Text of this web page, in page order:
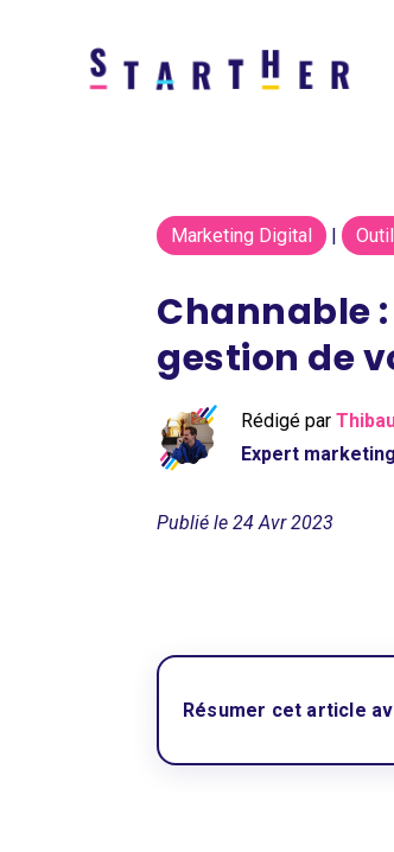
Marketing Digital |
Channable
gestion de
Rédigé par
Expert
Publié le 24 Avr 2023
Résumer cet article